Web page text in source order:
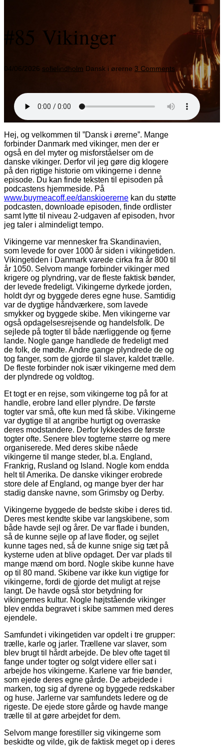
#85 Vikinger
04/06/2026 sofielindholm Dansk i ørerne 3 Comments
Hej, og velkommen til ”Dansk i ørerne”. Mange
forbinder Danmark med vikinger, men der er
også en del myter og misforståelser om de
danske vikinger. Derfor vil jeg gøre dig klogere
på den rigtige historie om vikingerne i denne
episode. Du kan finde teksten til episoden på
podcastens hjemmeside. På
www.buymeacoff.ee/danskioererne kan du støtte
podcasten, downloade episoden, finde ordlister
samt lytte til niveau 2-udgaven af episoden, hvor
jeg taler i almindeligt tempo.
Vikingerne var mennesker fra Skandinavien,
som levede for over 1000 år siden i vikingetiden.
Vikingetiden i Danmark varede cirka fra år 800 til
år 1050. Selvom mange forbinder vikinger med
krigere og plyndring, var de fleste faktisk bønder,
der levede fredeligt. Vikingerne dyrkede jorden,
holdt dyr og byggede deres egne huse. Samtidig
var de dygtige håndværkere, som lavede
smykker og byggede skibe. Men vikingerne var
også opdagelsesrejsende og handelsfolk. De
sejlede på togter til både nærliggende og fjerne
lande. Nogle gange handlede de fredeligt med
de folk, de mødte. Andre gange plyndrede de og
tog fanger, som de gjorde til slaver, kaldet trælle.
De fleste forbinder nok især vikingerne med dem
der plyndrede og voldtog.
Et togt er en rejse, som vikingerne tog på for at
handle, erobre land eller plyndre. De første
togter var små, ofte kun med få skibe. Vikingerne
var dygtige til at angribe hurtigt og overraske
deres modstandere. Derfor lykkedes de første
togter ofte. Senere blev togterne større og mere
organiserede. Med deres skibe nåede
vikingerne til mange steder, bl.a. England,
Frankrig, Rusland og Island. Nogle kom endda
helt til Amerika. De danske vikinger erobrede
store dele af England, og mange byer der har
stadig danske navne, som Grimsby og Derby.
Vikingerne byggede de bedste skibe i deres tid.
Deres mest kendte skibe var langskibene, som
både havde sejl og årer. De var flade i bunden,
så de kunne sejle op af lave floder, og sejlet
kunne tages ned, så de kunne snige sig tæt på
kysterne uden at blive opdaget. Der var plads til
mange mænd om bord. Nogle skibe kunne have
op til 80 mand. Skibene var ikke kun vigtige for
vikingerne, fordi de gjorde det muligt at rejse
langt. De havde også stor betydning for
vikingernes kultur. Nogle højtstående vikinger
blev endda begravet i skibe sammen med deres
ejendele.
Samfundet i vikingetiden var opdelt i tre grupper:
trælle, karle og jarler. Trællene var slaver, som
blev brugt til hårdt arbejde. De blev ofte taget til
fange under togter og solgt videre eller sat i
arbejde hos vikingerne. Karlene var frie bønder,
som ejede deres egne gårde. De arbejdede i
marken, tog sig af dyrene og byggede redskaber
og huse. Jarlerne var samfundets ledere og de
rigeste. De ejede store gårde og havde mange
trælle til at gøre arbejdet for dem.
Selvom mange forestiller sig vikingerne som
beskidte og vilde, gik de faktisk meget op i deres